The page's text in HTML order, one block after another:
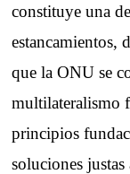
constituye una
estancamientos,
que la ONU se
multilateralismo
principios
soluciones